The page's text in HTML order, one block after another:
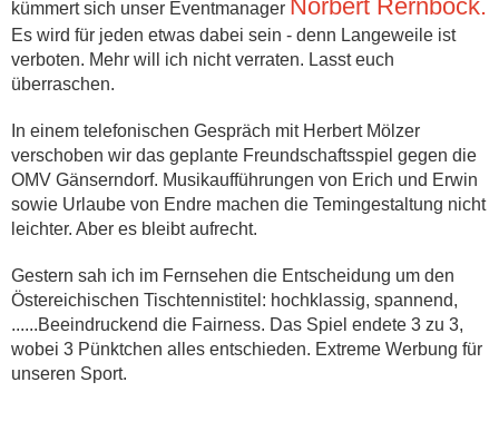
kümmert sich unser Eventmanager Norbert Rernböck.
Es wird für jeden etwas dabei sein - denn Langeweile ist
verboten. Mehr will ich nicht verraten. Lasst euch
überraschen.
In einem telefonischen Gespräch mit Herbert Mölzer
verschoben wir das geplante Freundschaftsspiel gegen die
OMV Gänserndorf. Musikaufführungen von Erich und Erwin
sowie Urlaube von Endre machen die Temingestaltung nicht
leichter. Aber es bleibt aufrecht.
Gestern sah ich im Fernsehen die Entscheidung um den
Östereichischen Tischtennistitel: hochklassig, spannend,
......Beeindruckend die Fairness. Das Spiel endete 3 zu 3,
wobei 3 Pünktchen alles entschieden. Extreme Werbung für
unseren Sport.